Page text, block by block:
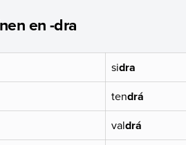
en -dra
sidra
tendrá
valdrá